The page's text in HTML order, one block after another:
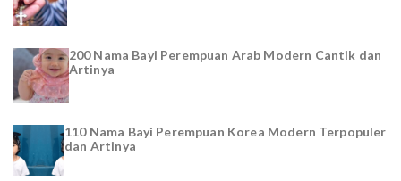
200 Nama Bayi Perempuan Arab Modern Cantik dan
Artinya
110 Nama Bayi Perempuan Korea Modern Terpopuler
dan Artinya